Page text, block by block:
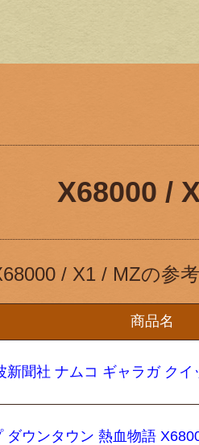
X68000 /
/ X1 / MZの参
商品名
新聞社 ナムコ ギャラガ クイ
ダウンタウン 熱血物語